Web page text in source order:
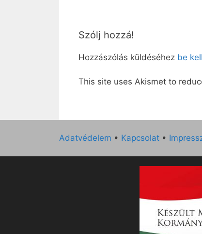
Szólj hozzá!
Hozzászólás küldéséhez be
This site uses Akismet to
Adatvédelem • Kapcsolat •